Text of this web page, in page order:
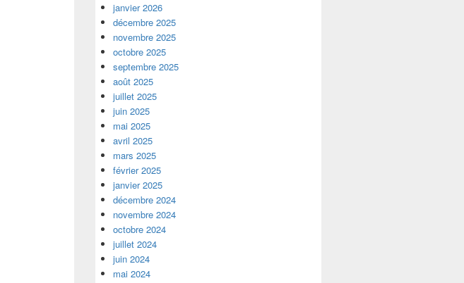
janvier 2026
décembre 2025
novembre 2025
octobre 2025
septembre 2025
août 2025
juillet 2025
juin 2025
mai 2025
avril 2025
mars 2025
février 2025
janvier 2025
décembre 2024
novembre 2024
octobre 2024
juillet 2024
juin 2024
mai 2024